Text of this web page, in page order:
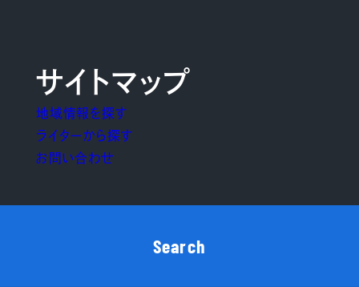
サイトマップ
地域情報を探す
ライターから探す
お問い合わせ
Search